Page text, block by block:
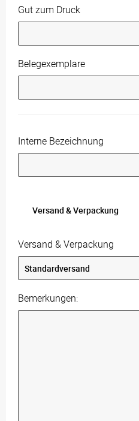
Gut zum Druck
Belegexemplare
Interne Bezeichnung
Versand & Verpackung
Versand & Verpackung
Bemerkungen: